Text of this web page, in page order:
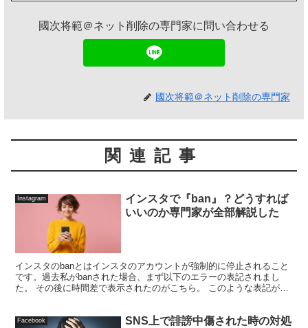
國次将範＠ネット削除の専門家に問い合わせる
國次将範＠ネット削除の専門家
関連記事
Instagram
インスタで『ban』？どうすれば
いいのか専門家が全部解説した
インスタのbanとはインスタのアカウントが強制的に停止されること
です。過去私がbanされた場合、まず以下のエラーの表記されまし
た。 その後に時間差で表示されたのがこちら。 このような表記が出
Facebook
SNS上で誹謗中傷された時の対処